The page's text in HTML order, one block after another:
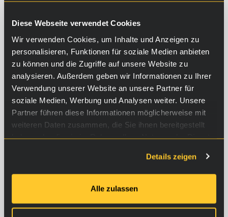
Diese Webseite verwendet Cookies
Wir verwenden Cookies, um Inhalte und Anzeigen zu
personalisieren, Funktionen für soziale Medien anbieten
zu können und die Zugriffe auf unsere Website zu
analysieren. Außerdem geben wir Informationen zu Ihrer
Verwendung unserer Website an unsere Partner für
soziale Medien, Werbung und Analysen weiter. Unsere
Partner führen diese Informationen möglicherweise mit
weiteren Daten zusammen, die Sie ihnen bereitgestellt
haben oder die sie im Rahmen Ihrer Nutzung der Dienste
Details zeigen
Alle zulassen
30,90€
Ins Warenkorb